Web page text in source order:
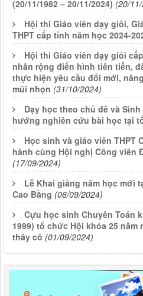
(20/11/1982 – 20/11/2024) (20/
Hội thi Giáo viên dạy giỏi,
THPT cấp tỉnh năm học 2024-
Hội thi Giáo viên dạy giỏi
nhân rộng điển hình tiên tiến,
thực hiện yêu cầu đổi mới,
mũi nhọn (31/10/2024)
Dạy học theo chủ đề và
hướng nghiên cứu bài học tại
Học sinh và giáo viên THPT
hành cùng Hội nghị Công viên
(17/09/2024)
Lễ Khai giảng năm học mới
Cao Bằng (06/09/2024)
Cựu học sinh Chuyên Toán
1999) tổ chức Hội khóa 25
thầy cô (01/09/2024)